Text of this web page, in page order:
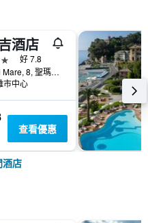
酒店
好 7.8
Via Paraggi Mare, 8, 聖瑪格麗塔-利古雷, 熱諾亞, 義大利
市中心
查看優惠
酒店